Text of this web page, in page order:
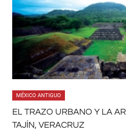
MÉXICO ANTIGUO
EL TRAZO URBANO Y LA
TAJÍN, VERACRUZ